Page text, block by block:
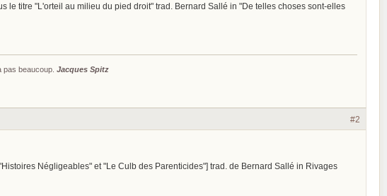
le titre "L'orteil au milieu du pied droit" trad. Bernard Sallé in "De telles choses sont-elles
pas beaucoup. Jacques Spitz
#2
Négligeables" et "Le Culb des Parenticides"] trad. de Bernard Sallé in Rivages